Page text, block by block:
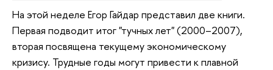
На этой неделе Егор Гайдар представил две книги.
Первая подводит итог "тучных лет" (2000–2007),
вторая посвящена текущему экономическому
кризису. Трудные годы могут привести к плавной